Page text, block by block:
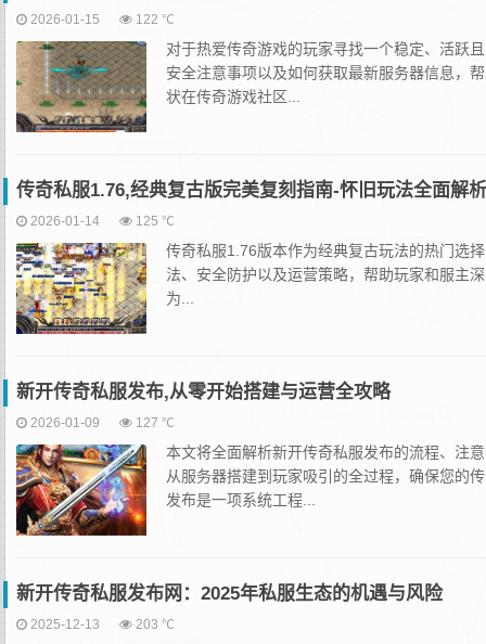
2026-01-15 122 ℃
对于热爱传奇游戏的玩家寻找一个稳定、活跃
安全注意事项以及如何获取最新服务器信息，
状在传奇游戏社区...
传奇私服1.76,经典复古版完美复刻指南-怀旧玩法全面解析
2026-01-14 125 ℃
传奇私服1.76版本作为经典复古玩法的热门选
法、安全防护以及运营策略，帮助玩家和服主
为...
新开传奇私服发布,从零开始搭建与运营全攻略
2026-01-09 127 ℃
本文将全面解析新开传奇私服发布的流程、注
从服务器搭建到玩家吸引的全过程，确保您的
发布是一项系统工程...
新开传奇私服发布网：2025年私服生态的机遇与风险
2025-12-13 203 ℃